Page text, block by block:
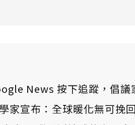
News 按下追蹤，倡議
家宣布：全球暖化無可挽回